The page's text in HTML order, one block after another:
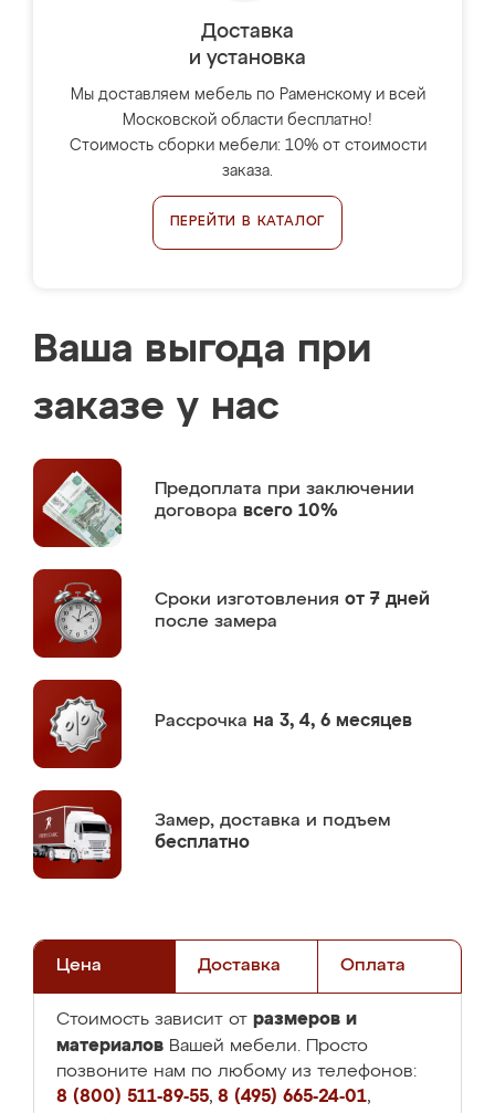
Доставка
и установка
Мы доставляем мебель по Раменскому и всей
Московской области бесплатно!
Стоимость сборки мебели: 10% от стоимости
заказа.
ПЕРЕЙТИ В КАТАЛОГ
Ваша выгода при
заказе у нас
Предоплата при заключении
договора всего 10%
Сроки изготовления от 7 дней
после замера
Рассрочка на 3, 4, 6 месяцев
Замер, доставка и подъем
бесплатно
Цена Доставка Оплата
Стоимость зависит от размеров и
материалов Вашей мебели. Просто
позвоните нам по любому из телефонов:
8 (800) 511-89-55, 8 (495) 665-24-01,